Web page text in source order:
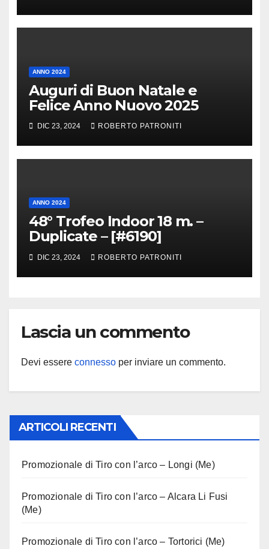
ANNO 2024
Auguri di Buon Natale e
Felice Anno Nuovo 2025
DIC 23, 2024 ROBERTO PATRONITI
ANNO 2024
48° Trofeo Indoor 18 m. –
Duplicate – [#6190]
DIC 23, 2024 ROBERTO PATRONITI
Lascia un commento
Devi essere connesso per inviare un commento.
ARTICOLI RECENTI
Promozionale di Tiro con l’arco – Longi (Me)
Promozionale di Tiro con l’arco – Alcara Li Fusi
(Me)
Promozionale di Tiro con l’arco – Tortorici (Me)